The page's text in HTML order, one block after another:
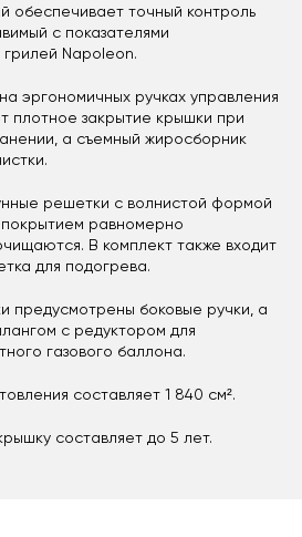
обеспечивает точный контроль
с показателями
грилей Napoleon.
эргономичных ручках управления
плотное закрытие крышки при
а съемный жиросборник
решетки с волнистой формой
равномерно
В комплект также входит
для подогрева.
предусмотрены боковые ручки, а
с редуктором для
газового баллона.
составляет 1 840 см².
составляет до 5 лет.